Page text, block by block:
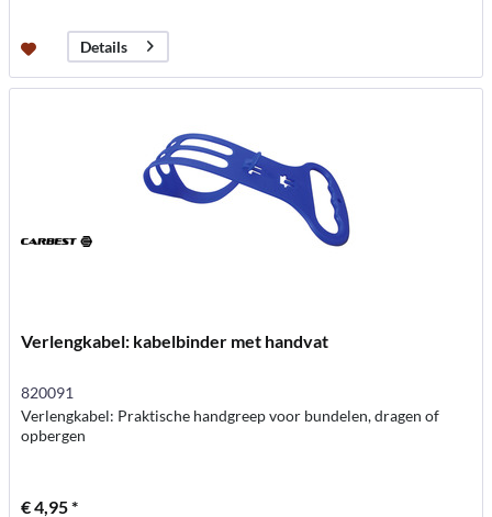
Details
Verlengkabel: kabelbinder met handvat
820091
Verlengkabel: Praktische handgreep voor bundelen, dragen of
opbergen
€ 4,95 *